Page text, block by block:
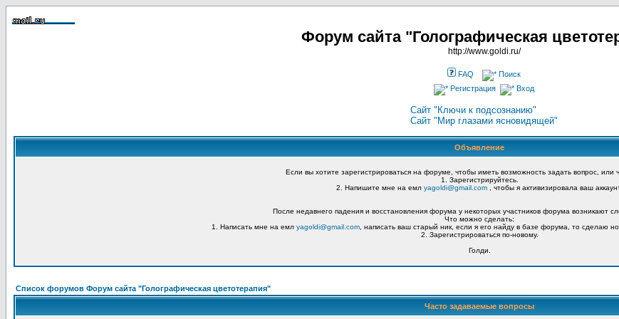
Форум сайта "Голографическая
http://www.goldi.ru/
FAQ
Поиск
Регистрация
Вход
Сайт "Ключи к подсознанию"
Сайт "Мир глазами ясновидящей"
Объявление
Если вы хотите зарегистрироваться на форуме, чтобы иметь возможность задать вопрос, или
1. Зарегистрируйтесь.
2. Напишите мне на емл yagoldi@gmail.com , чтобы я активизировала ваш
После недавнего падения и восстановления форума у некоторых участников форума возникают
Что можно сделать:
1. Написать мне на емл yagoldi@gmail.com , написать ваш старый ник, если я его найду в базе форума, то сделаю
2. Зарегистрироваться по-новому.
Голди.
Список форумов Форум сайта "Голографическая цветотерапия"
Часто задаваемые вопросы